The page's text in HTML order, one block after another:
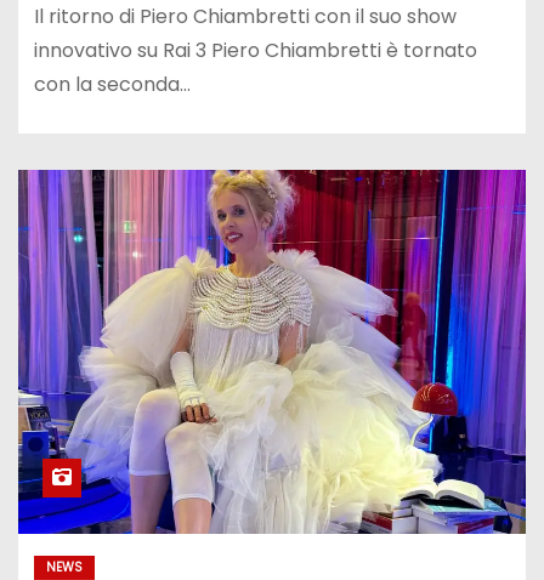
Il ritorno di Piero Chiambretti con il suo show
innovativo su Rai 3 Piero Chiambretti è tornato
con la seconda…
NEWS